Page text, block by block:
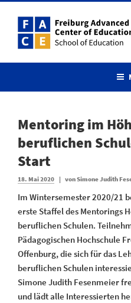
Inhalt
springen
Mentoring im
beruflichen
Start
Veröffentlicht
18. Mai 2020 | vonSimone Judith
Im Wintersemester 2020/21
erste Staffel des Mentorings
beruflichen Schulen.
Pädagogischen Hochschule
Offenburg, die sich für das
beruflichen Schulen
Simone Judith Fesenmeier
und lädt alle Interessierten